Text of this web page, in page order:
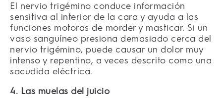
El nervio trigémino conduce información
sensitiva al interior de la cara y ayuda a las
funciones motoras de morder y masticar. Si un
vaso sanguíneo presiona demasiado cerca del
nervio trigémino, puede causar un dolor muy
intenso y repentino, a veces descrito como una
sacudida eléctrica.
4. Las muelas del juicio